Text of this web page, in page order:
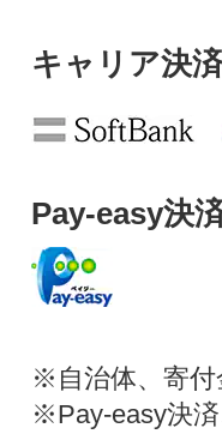
キャリア決済
Pay-easy決
※自治体、寄
※Pay-easy決